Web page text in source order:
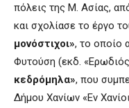
πόλεις της Μ. Ασίας,
και σχολίασε το έργο
μονόστιχοι», το οποίο
Φυτούση (εκδ.
κεδρόμηλα», που
Δήμου Χανίων «Εν